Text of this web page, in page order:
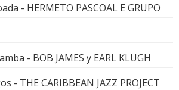
- HERMETO PASCOAL E GRUPO
- BOB JAMES y EARL KLUGH
- THE CARIBBEAN JAZZ PROJECT